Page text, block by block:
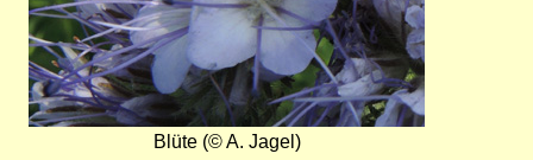
Blüte (© A. Jagel)